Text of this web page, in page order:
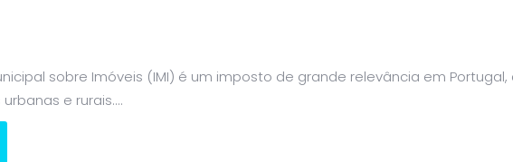
sobre Imóveis (IMI) é um imposto de grande relevância em
e rurais....